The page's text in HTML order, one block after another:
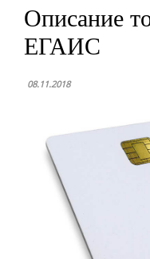
Описание
ЕГАИС
08.11.2018